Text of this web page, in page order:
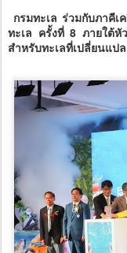
กรมทะเล ร่วมกับภาคีเ
ทะเล ครั้งที่ 8 ภายใต้หั
สำหรับทะเลที่เปลี่ยนแปล